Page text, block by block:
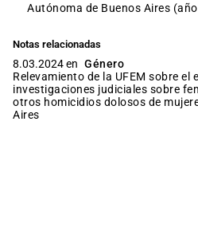
Autónoma de Buenos Aires
Notas relacionadas
8.03.2024 en Género
Relevamiento de la UFEM sobre el
investigaciones judiciales sobre
otros homicidios dolosos de
Aires